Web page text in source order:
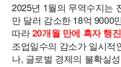
2025년 1월의 무역수지는
만 달러 감소한 18억 9000
따라20개월 만에 흑자 행
조업일수의 감소가 일시적
나, 글로벌 경제의 불확실